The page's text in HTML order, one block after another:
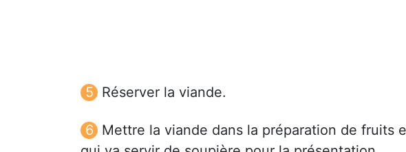
Réserver la viande.
Mettre la viande dans la préparation de fruits